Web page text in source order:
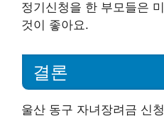
정기신청을 한 부모들은
것이 좋아요.
결론
울산 동구 자녀장려금 신